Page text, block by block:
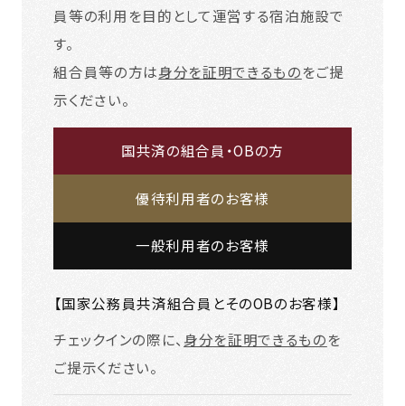
員等の利用を目的として運営する宿泊施設で
す。
組合員等の方は身分を証明できるものをご提
示ください。
国共済の組合員・OBの方
優待利用者のお客様
一般利用者のお客様
【国家公務員共済組合員とそのOBのお客様】
チェックインの際に、身分を証明できるものを
ご提示ください。